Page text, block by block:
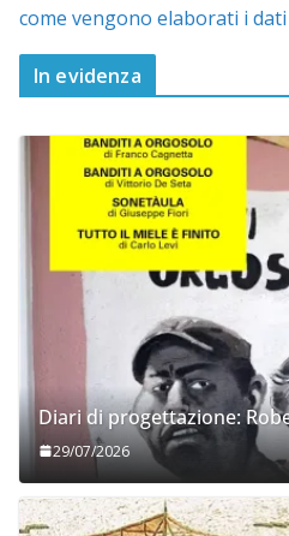
come vengono elaborati i
In evidenza
Diari di progettazione:
29/07/2026